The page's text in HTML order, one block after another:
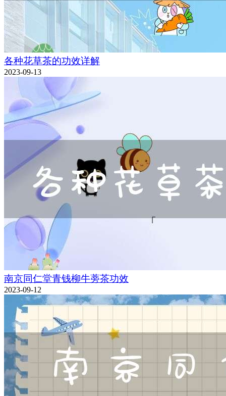
各种花草茶的功效详解
2023-09-13
南京同仁堂青钱柳牛蒡茶功效
2023-09-12